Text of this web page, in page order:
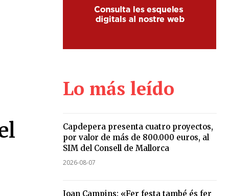
Lo más leído
Capdepera presenta cuatro proyectos,
por valor de más de 800.000 euros, al
SIM del Consell de Mallorca
2026-08-07
Joan Campins: «Fer festa també és fer